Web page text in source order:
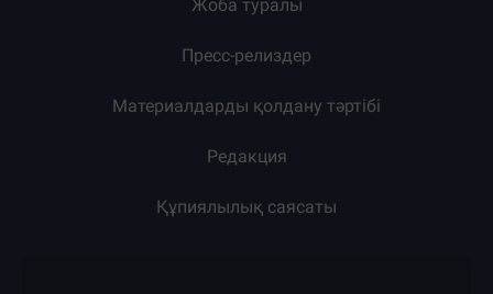
Жоба туралы
Пресс-релиздер
Материалдарды қолдану тәртібі
Редакция
Құпиялылық саясаты